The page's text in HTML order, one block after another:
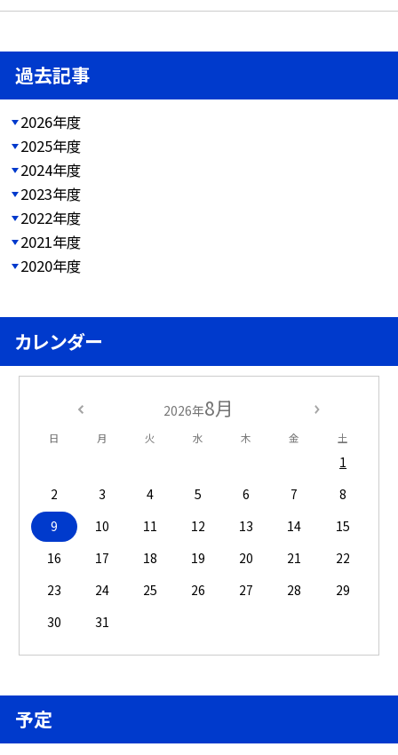
過去記事
2026年度
2025年度
2024年度
2023年度
2022年度
2021年度
2020年度
カレンダー
2026年8月
日 月 火 水 木 金 土
1
2
3 4 5 6 7
8
9
10 11 12 13 14
15
16
17 18 19 20 21
22
23
24 25 26 27 28
29
30
31
予定